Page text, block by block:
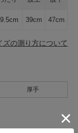
39cm 47cm
ズの測り方について
厚手